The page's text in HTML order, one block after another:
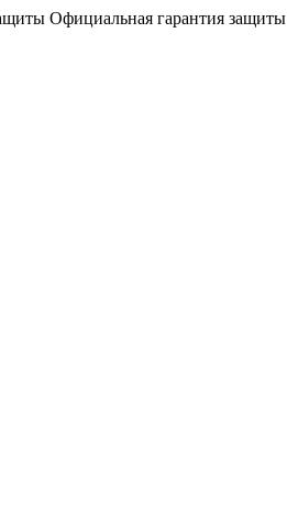
Официальная гарантия защиты